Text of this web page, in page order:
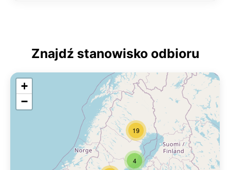
Znajdź stanowisko odbioru
4
19
+
−